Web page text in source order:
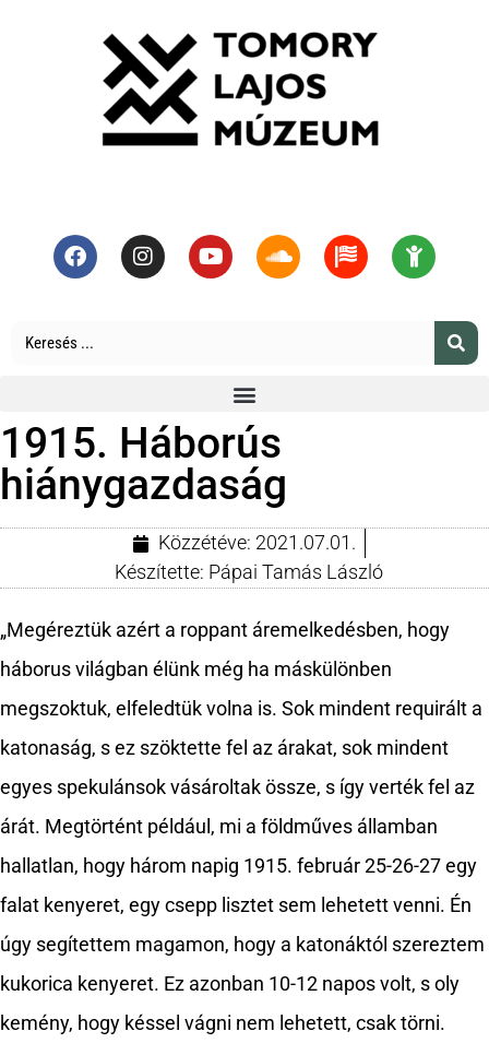
1915. Háborús
hiánygazdaság
Közzétéve: 2021.07.01.
Készítette: Pápai Tamás László
„Megéreztük azért a roppant áremelkedésben, hogy
háborus világban élünk még ha máskülönben
megszoktuk, elfeledtük volna is. Sok mindent requirált a
katonaság, s ez szöktette fel az árakat, sok mindent
egyes spekulánsok vásároltak össze, s így verték fel az
árát. Megtörtént például, mi a földműves államban
hallatlan, hogy három napig 1915. február 25-26-27 egy
falat kenyeret, egy csepp lisztet sem lehetett venni. Én
úgy segítettem magamon, hogy a katonáktól szereztem
kukorica kenyeret. Ez azonban 10-12 napos volt, s oly
kemény, hogy késsel vágni nem lehetett, csak törni.